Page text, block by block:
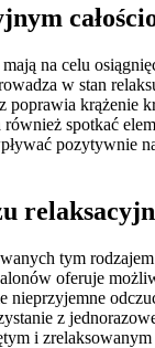
na celu
w stan
spotkać
tym
oferuje
z
i